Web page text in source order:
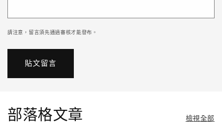
請注意，留言須先通過審核才能發布。
部落格文章 檢視全部